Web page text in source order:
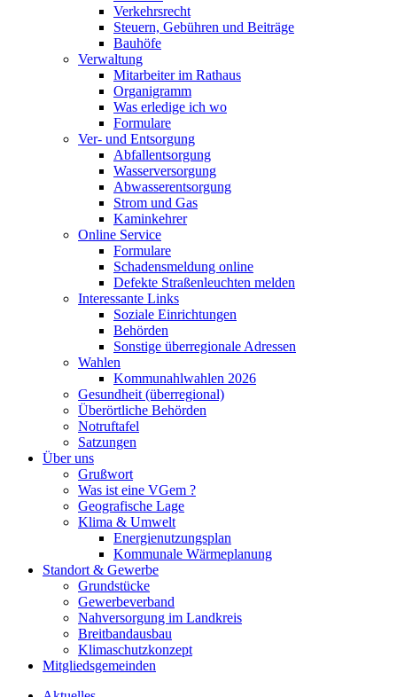
Verkehrsrecht
Steuern, Gebühren und Beiträge
Bauhöfe
Verwaltung
Mitarbeiter im Rathaus
Organigramm
Was erledige ich wo
Formulare
Ver- und Entsorgung
Abfallentsorgung
Wasserversorgung
Abwasserentsorgung
Strom und Gas
Kaminkehrer
Online Service
Formulare
Schadensmeldung online
Defekte Straßenleuchten melden
Interessante Links
Soziale Einrichtungen
Behörden
Sonstige überregionale Adressen
Wahlen
Kommunahlwahlen 2026
Gesundheit (überregional)
Überörtliche Behörden
Notruftafel
Satzungen
Über uns
Grußwort
Was ist eine VGem ?
Geografische Lage
Klima & Umwelt
Energienutzungsplan
Kommunale Wärmeplanung
Standort & Gewerbe
Grundstücke
Gewerbeverband
Nahversorgung im Landkreis
Breitbandausbau
Klimaschutzkonzept
Mitgliedsgemeinden